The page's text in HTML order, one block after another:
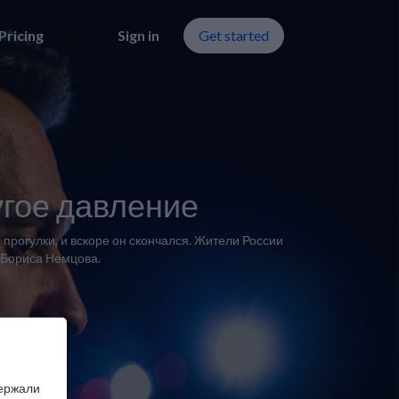
Sign in Get started
давление
и вскоре он скончался. Жители России
Бориса Немцова.